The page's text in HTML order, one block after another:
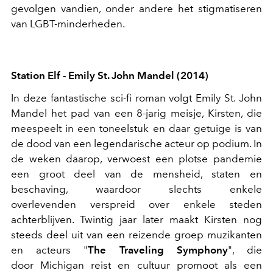
gevolgen vandien, onder andere het stigmatiseren
van LGBT-minderheden.
Station Elf - Emily St. John Mandel (2014)
In deze fantastische sci-fi roman volgt Emily St. John
Mandel het pad van een 8-jarig meisje, Kirsten, die
meespeelt in een toneelstuk en daar getuige is van
de dood van een legendarische acteur op podium. In
de weken daarop, verwoest een plotse pandemie
een groot deel van de mensheid, staten en
beschaving, waardoor slechts enkele
overlevenden verspreid over enkele steden
achterblijven. Twintig jaar later maakt Kirsten nog
steeds deel uit van een reizende groep muzikanten
en acteurs "The Traveling Symphony", die
door Michigan reist en cultuur promoot als een